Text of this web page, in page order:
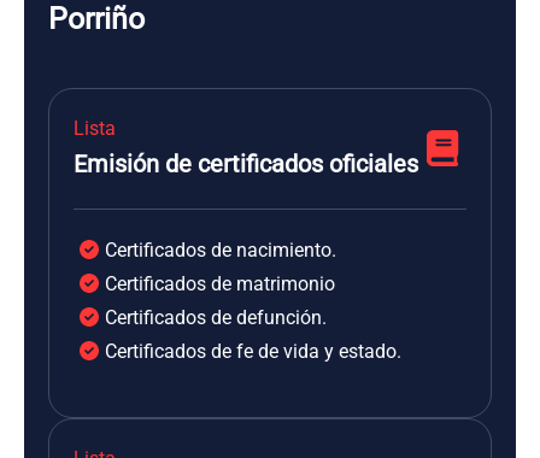
Porriño
Lista
Emisión de certificados oficiales
Certificados de nacimiento.
Certificados de matrimonio
Certificados de defunción.
Certificados de fe de vida y estado.